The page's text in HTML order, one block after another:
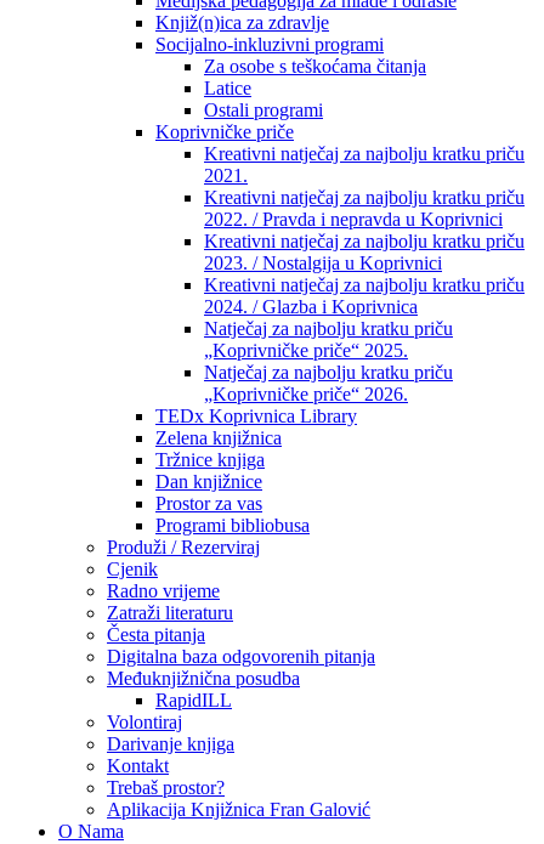
Knjiž(n)ica za zdravlje
Socijalno-inkluzivni programi
Za osobe s teškoćama čitanja
Latice
Ostali programi
Koprivničke priče
Kreativni natječaj za najbolju kratku priču
2021.
Kreativni natječaj za najbolju kratku priču
2022. / Pravda i nepravda u Koprivnici
Kreativni natječaj za najbolju kratku priču
2023. / Nostalgija u Koprivnici
Kreativni natječaj za najbolju kratku priču
2024. / Glazba i Koprivnica
Natječaj za najbolju kratku priču
„Koprivničke priče“ 2025.
Natječaj za najbolju kratku priču
„Koprivničke priče“ 2026.
TEDx Koprivnica Library
Zelena knjižnica
Tržnice knjiga
Dan knjižnice
Prostor za vas
Programi bibliobusa
Produži / Rezerviraj
Cjenik
Radno vrijeme
Zatraži literaturu
Česta pitanja
Digitalna baza odgovorenih pitanja
Međuknjižnična posudba
RapidILL
Volontiraj
Darivanje knjiga
Kontakt
Trebaš prostor?
Aplikacija Knjižnica Fran Galović
O Nama